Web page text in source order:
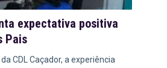
expectativa positiva
Pais
CDL Caçador, a experiência